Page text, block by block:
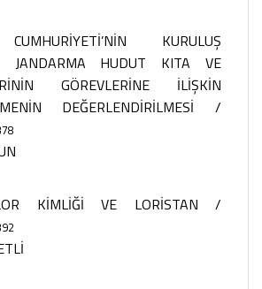
KURULUŞ
JANDARMA HUDUT KITA VE
GÖREVLERİNE İLİŞKİN
DEĞERLENDİRİLMESİ /
KİMLİĞİ VE LORİSTAN /